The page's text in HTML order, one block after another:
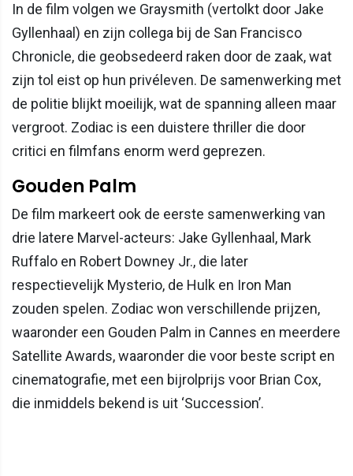
In de film volgen we Graysmith (vertolkt door Jake
Gyllenhaal) en zijn collega bij de San Francisco
Chronicle, die geobsedeerd raken door de zaak, wat
zijn tol eist op hun privéleven. De samenwerking met
de politie blijkt moeilijk, wat de spanning alleen maar
vergroot. Zodiac is een duistere thriller die door
critici en filmfans enorm werd geprezen.
Gouden Palm
De film markeert ook de eerste samenwerking van
drie latere Marvel-acteurs: Jake Gyllenhaal, Mark
Ruffalo en Robert Downey Jr., die later
respectievelijk Mysterio, de Hulk en Iron Man
zouden spelen. Zodiac won verschillende prijzen,
waaronder een Gouden Palm in Cannes en meerdere
Satellite Awards, waaronder die voor beste script en
cinematografie, met een bijrolprijs voor Brian Cox,
die inmiddels bekend is uit ‘Succession’.